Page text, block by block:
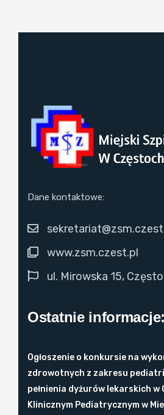
Dane kontaktowe:
www.zsm.czest.pl
ul. Mirowska 15,
Ostatnie informacje:
Ogłoszenie o konkursie na
zdrowotnych z zakresu
pełnienia dyżurów lekarskich w
Klinicznym Pediatrycznym w